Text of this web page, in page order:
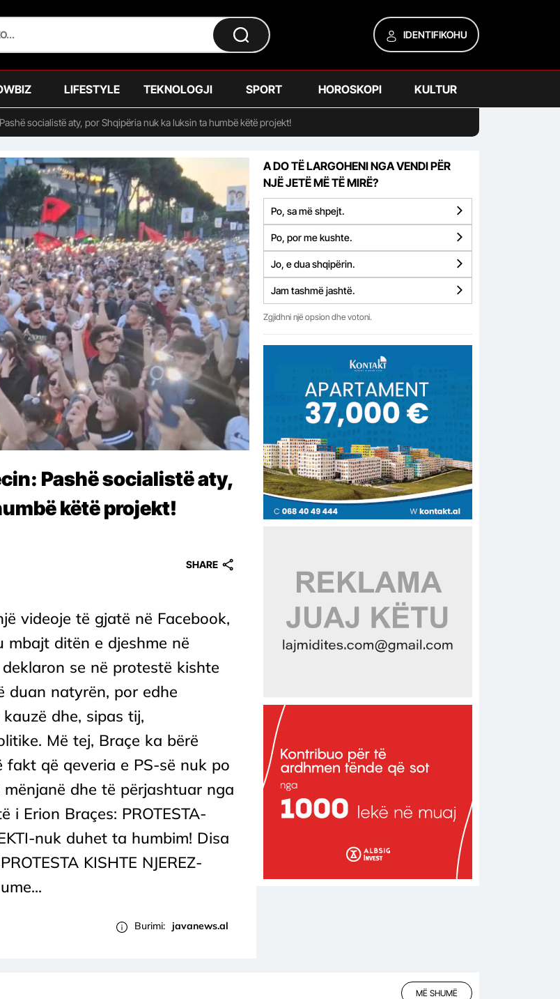
IDENTIFIKOHU
LIFESTYLE TEKNOLOGJI SPORT HOROSKOPI KULTUR
socialistë aty, por Shqipëria nuk ka luksin ta humbë këtë projekt!
Pashë socialistë aty,
këtë projekt!
SHARE
videoje të gjatë në Facebook,
mbajt ditën e djeshme në
se në protestë kishte
duan natyrën, por edhe
dhe, sipas tij,
Më tej, Braçe ka bërë
që qeveria e PS-së nuk po
dhe të përjashtuar nga
i Erion Braçes: PROTESTA-
nuk duhet ta humbim! Disa
KISHTE NJEREZ-
Burimi: javanews.al
A DO TË LARGOHENI NGA VENDI PËR
NJË JETË MË TË MIRË?
Po, sa më shpejt.
Po, por me kushte.
Jo, e dua shqipërin.
Jam tashmë jashtë.
Zgjidhni një opsion dhe votoni.
MË SHUMË